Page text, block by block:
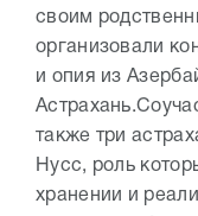
своим
организовали
и опия из
Астрахань.
также три
Нусс, роль
хранении и